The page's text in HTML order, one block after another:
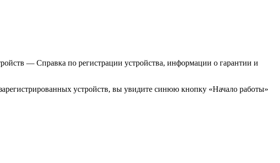
— Справка по регистрации устройства, информации о гарантии и
устройств, вы увидите синюю кнопку «Начало работы»